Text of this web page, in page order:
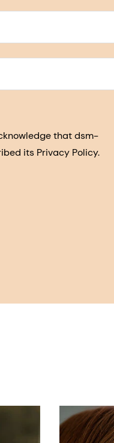
that dsm-
its Privacy Policy.